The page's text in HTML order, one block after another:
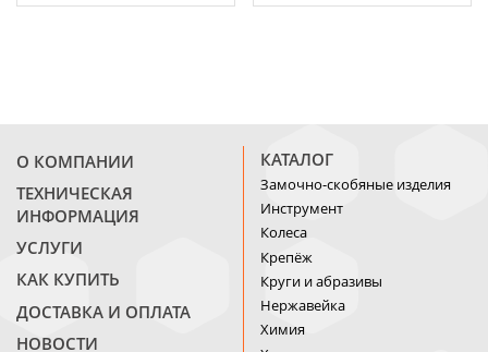
О КОМПАНИИ
ТЕХНИЧЕСКАЯ
ИНФОРМАЦИЯ
УСЛУГИ
КАК КУПИТЬ
ДОСТАВКА И ОПЛАТА
НОВОСТИ
КАТАЛОГ
Замочно-скобяные изделия
Инструмент
Колеса
Крепёж
Круги и абразивы
Нержавейка
Химия